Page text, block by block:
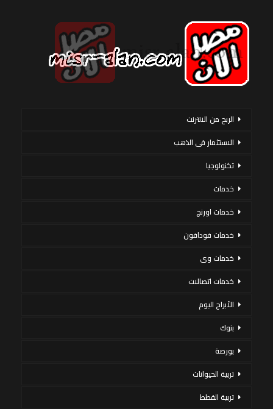
الربح من الانترنت
الاستثمار فى الذهب
تكنولوجيا
خدمات
خدمات اورنج
خدمات فودافون
خدمات وى
خدمات اتصالات
الأبراج اليوم
بنوك
بورصة
تربية الحيوانات
تربية القطط